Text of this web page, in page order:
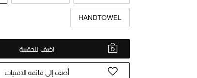
HANDTOWEL
اضف للحقيبة
أضف إلى قائمة الامنيات